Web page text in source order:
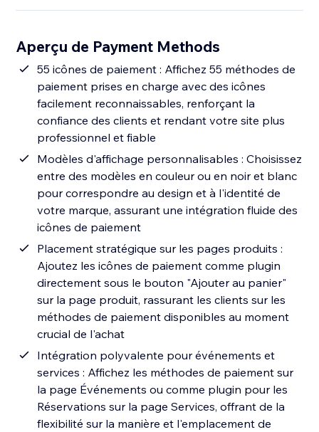
Aperçu de Payment Methods
55 icônes de paiement : Affichez 55 méthodes de
paiement prises en charge avec des icônes
facilement reconnaissables, renforçant la
confiance des clients et rendant votre site plus
professionnel et fiable
Modèles d'affichage personnalisables : Choisissez
entre des modèles en couleur ou en noir et blanc
pour correspondre au design et à l'identité de
votre marque, assurant une intégration fluide des
icônes de paiement
Placement stratégique sur les pages produits :
Ajoutez les icônes de paiement comme plugin
directement sous le bouton "Ajouter au panier"
sur la page produit, rassurant les clients sur les
méthodes de paiement disponibles au moment
crucial de l'achat
Intégration polyvalente pour événements et
services : Affichez les méthodes de paiement sur
la page Événements ou comme plugin pour les
Réservations sur la page Services, offrant de la
flexibilité sur la manière et l'emplacement de